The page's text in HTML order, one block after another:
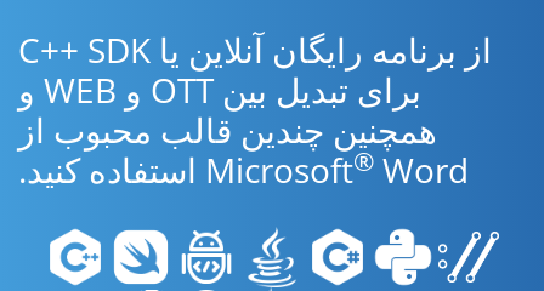
از برنامه رایگان آنلاین یا C++ SDK
برای تبدیل بین OTT و WEB و
همچنین چندین قالب محبوب از
Microsoft® Word استفاده کنید.